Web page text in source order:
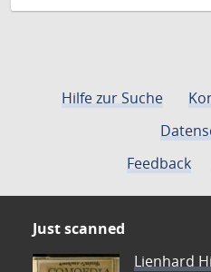
Hilfe zur Suche
Feedback
Just scanned
Lienhard